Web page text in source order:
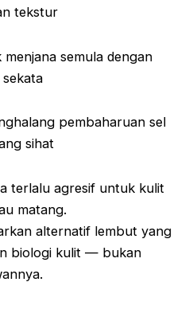
tekstur
semula dengan
sekata
pembaharuan sel
sihat
terlalu agresif untuk kulit
matang.
alternatif lembut yang
biologi kulit — bukan